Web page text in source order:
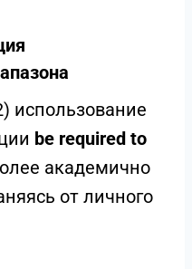
использование
be required to
академично
от личного